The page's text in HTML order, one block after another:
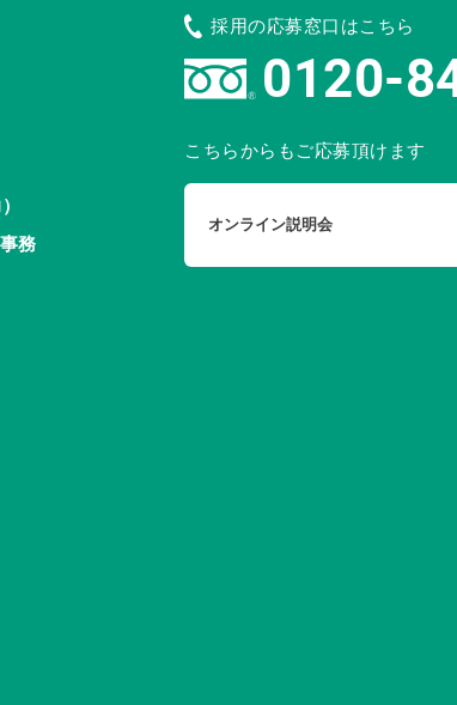
務
採用の応募窓口はこちら
0120-
こちらからもご応募頂けます
オンライン説明会